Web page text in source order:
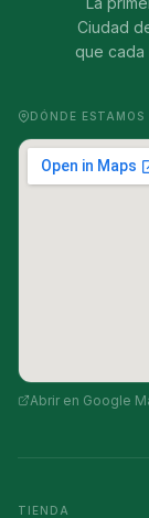
Ciudad
que cada
DÓNDE ESTAMOS
Abrir en Google
TIENDA